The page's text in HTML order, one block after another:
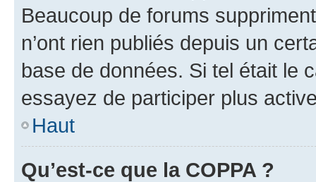
Beaucoup de forums
n’ont rien publiés depuis un
base de données. Si tel était le
essayez de participer plus
Haut
Qu’est-ce que la COPPA ?